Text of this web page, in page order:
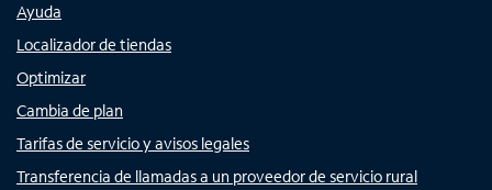
Ayuda
Localizador de tiendas
Optimizar
Cambia de plan
Tarifas de servicio y avisos legales
Transferencia de llamadas a un proveedor de servicio rural